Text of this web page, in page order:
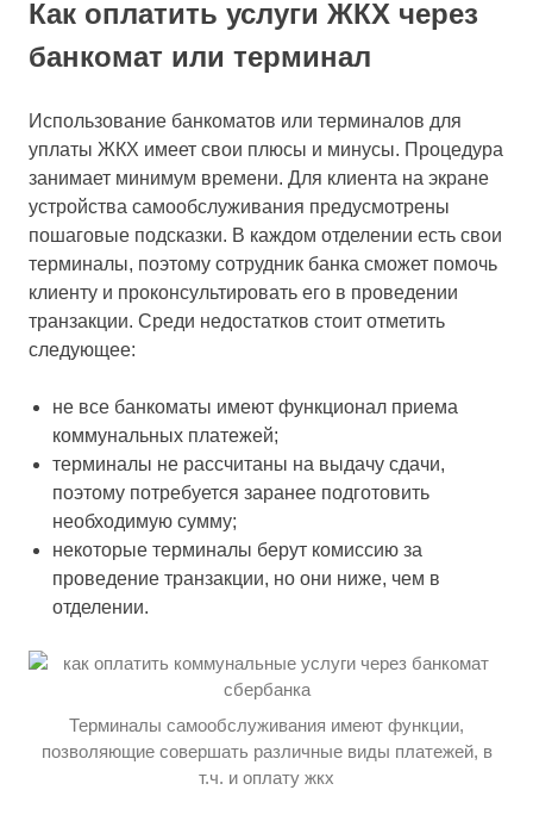
Как оплатить услуги ЖКХ через
банкомат или терминал
Использование банкоматов или терминалов для
уплаты ЖКХ имеет свои плюсы и минусы. Процедура
занимает минимум времени. Для клиента на экране
устройства самообслуживания предусмотрены
пошаговые подсказки. В каждом отделении есть свои
терминалы, поэтому сотрудник банка сможет помочь
клиенту и проконсультировать его в проведении
транзакции. Среди недостатков стоит отметить
следующее:
не все банкоматы имеют функционал приема
коммунальных платежей;
терминалы не рассчитаны на выдачу сдачи,
поэтому потребуется заранее подготовить
необходимую сумму;
некоторые терминалы берут комиссию за
проведение транзакции, но они ниже, чем в
отделении.
Терминалы самообслуживания имеют функции,
позволяющие совершать различные виды платежей, в
т.ч. и оплату жкх